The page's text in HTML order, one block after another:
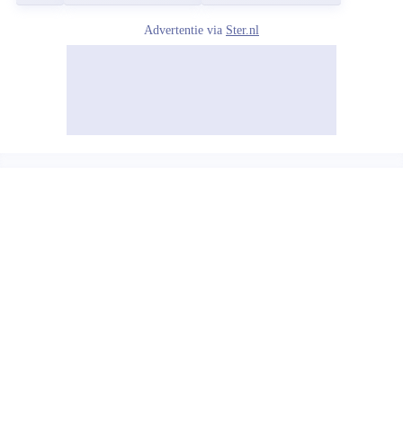
Advertentie via Ster.nl